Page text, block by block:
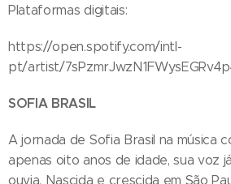
Plataformas digitais:
https://open.spotify.com/intl-
pt/artist/
SOFIA BRASIL
A jornada de Sofia Brasil na música
apenas oito anos de idade, sua voz
ouvia. Nascida e crescida em São